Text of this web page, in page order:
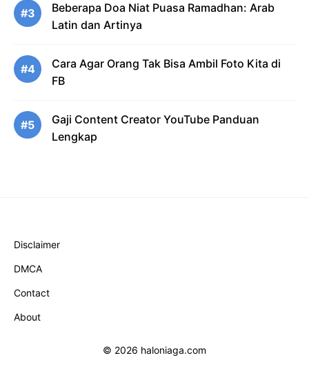
#3
Beberapa Doa Niat Puasa Ramadhan: Arab
Latin dan Artinya
#4
Cara Agar Orang Tak Bisa Ambil Foto Kita di
FB
#5
Gaji Content Creator YouTube Panduan
Lengkap
Disclaimer
DMCA
Contact
About
© 2026 haloniaga.com